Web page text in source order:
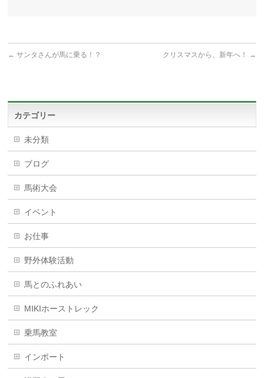
← サンタさんが馬に乗る！？ クリスマスから、新年へ！ →
カテゴリー
未分類
ブログ
馬術大会
イベント
お仕事
野外体験活動
馬とのふれあい
MIKIホーストレック
乗馬教室
インポート